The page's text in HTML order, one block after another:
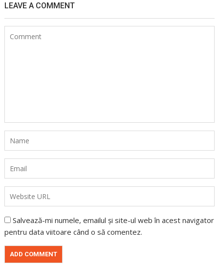
LEAVE A COMMENT
Salvează-mi numele, emailul și site-ul web în acest navigator
pentru data viitoare când o să comentez.